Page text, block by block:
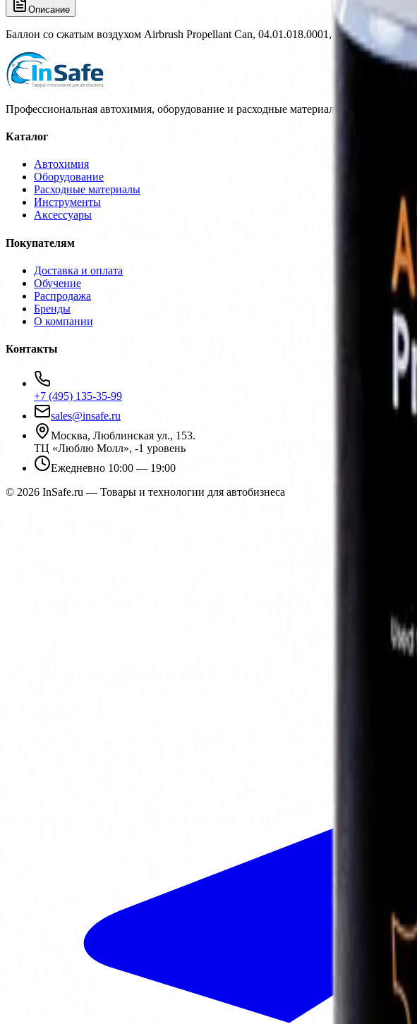
Описание
Баллон со сжатым воздухом Airbrush Propellant Can, 04.01.018.0001, LeTech
Профессиональная автохимия, оборудование и расходные материалы для детейлинга.
Каталог
Автохимия
Оборудование
Расходные материалы
Инструменты
Аксессуары
Покупателям
Доставка и оплата
Обучение
Распродажа
Бренды
О компании
Контакты
+7 (495) 135-35-99
sales@insafe.ru
Москва, Люблинская ул., 153.
ТЦ «Люблю Молл», -1 уровень
Ежедневно 10:00 — 19:00
© 2026 InSafe.ru — Товары и технологии для автобизнеса